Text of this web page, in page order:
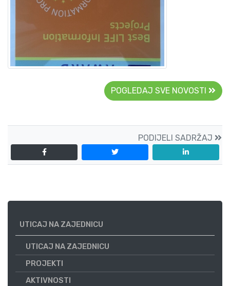
POGLEDAJ SVE NOVOSTI
PODIJELI SADRŽAJ
UTICAJ NA ZAJEDNICU
UTICAJ NA ZAJEDNICU
PROJEKTI
AKTIVNOSTI